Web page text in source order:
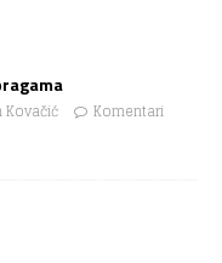
Kovačić
Komentari